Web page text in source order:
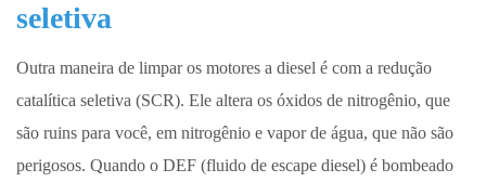
seletiva
Outra maneira de limpar os motores a diesel é com a redução
catalítica seletiva (SCR). Ele altera os óxidos de nitrogênio, que
são ruins para você, em nitrogênio e vapor de água, que não são
perigosos. Quando o DEF (fluido de escape diesel) é bombeado